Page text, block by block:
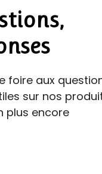
foire aux
sur nos
plus encore